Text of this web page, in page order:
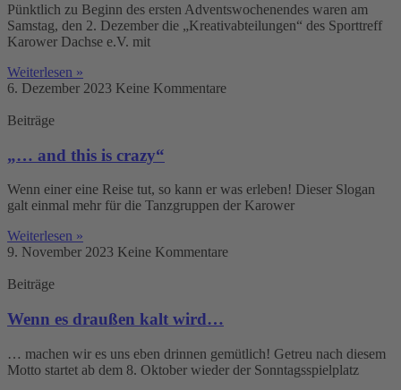
Pünktlich zu Beginn des ersten Adventswochenendes waren am
Samstag, den 2. Dezember die „Kreativabteilungen“ des Sporttreff
Karower Dachse e.V. mit
Weiterlesen »
6. Dezember 2023 Keine Kommentare
Beiträge
„… and this is crazy“
Wenn einer eine Reise tut, so kann er was erleben! Dieser Slogan
galt einmal mehr für die Tanzgruppen der Karower
Weiterlesen »
9. November 2023 Keine Kommentare
Beiträge
Wenn es draußen kalt wird…
… machen wir es uns eben drinnen gemütlich! Getreu nach diesem
Motto startet ab dem 8. Oktober wieder der Sonntagsspielplatz